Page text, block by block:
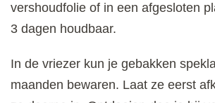
vershoudfolie of in een afgesloten
3 dagen houdbaar.
In de vriezer kun je gebakken
maanden bewaren. Laat ze eerst